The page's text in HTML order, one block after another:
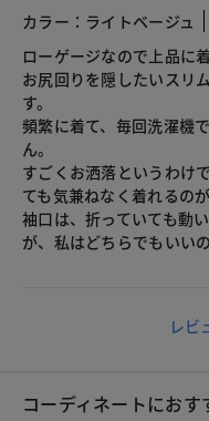
カラー：ライトベージュ
ローゲージなので上品に着
お尻回りを隠したいスリ
す。
頻繁に着て、毎回洗濯機
ん。
すごくお洒落というわけ
ても気兼ねなく着れるの
袖口は、折っていても動
が、私はどちらでもいい
レビ
コーディネートにおす